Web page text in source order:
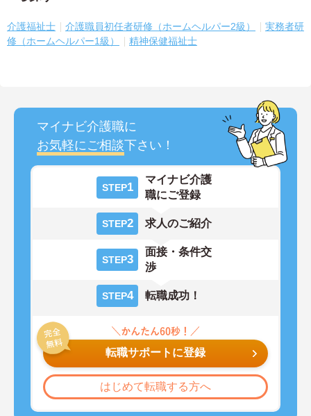
介護福祉士 介護職員初任者研修（ホームヘルパー2級）
実務者研
修（ホームヘルパー1級）
精神保健福祉士
マイナビ介護職に
お気軽にご相談下さい！
STEP1
マイナビ介護
職にご登録
STEP2 求人のご紹介
STEP3
面接・条件交
渉
STEP4 転職成功！
転職サポートに登録
はじめて転職する方へ